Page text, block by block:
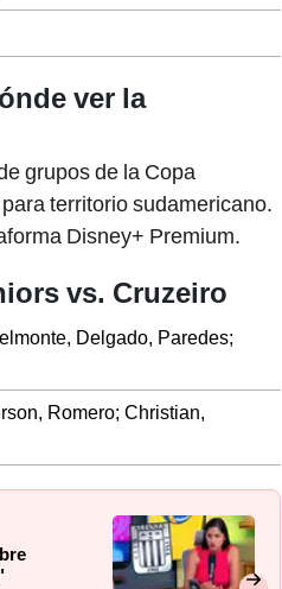
ver la
grupos de la Copa
territorio sudamericano.
Disney+ Premium.
vs. Cruzeiro
Delgado, Paredes;
Romero; Christian,